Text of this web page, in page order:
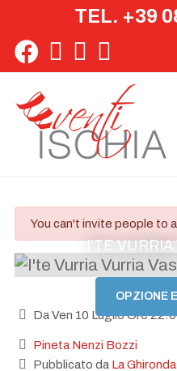
TEL. +39
danger
You can't invite people to
I'TE VURRIA
OPZIONE
Da Ven 10 Luglio Ore
Pineta Nenzi Bozzi
Pubblicato da La Ghironda